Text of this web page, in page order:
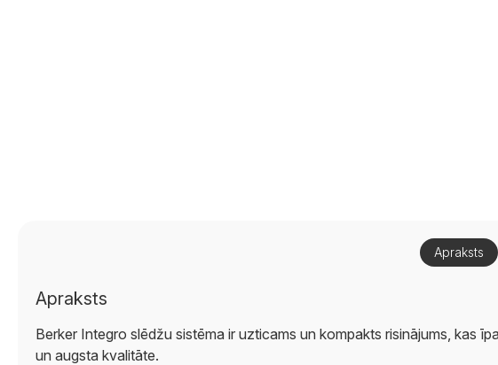
Apraksts
Apraksts
Berker Integro slēdžu sistēma ir uzticams un kompakts risinājums, kas
un augsta kvalitāte.